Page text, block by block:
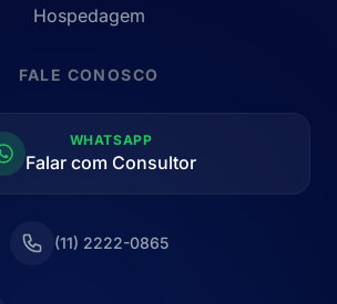
Hospedagem
FALE CONOSCO
WHATSAPP
Falar com Consultor
(11) 2222-0865